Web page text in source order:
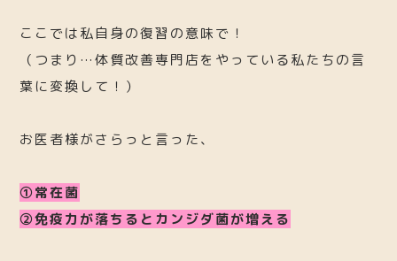
ここでは私自身の復習の意味で！
（つまり…体質改善専門店をやっている私たちの言
葉に変換して！）
お医者様がさらっと言った、
①常在菌
②免疫力が落ちるとカンジダ菌が増える